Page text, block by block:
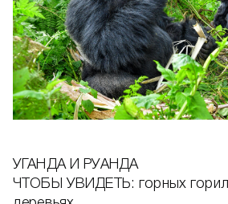
УГАНДА И РУАНДА
ЧТОБЫ УВИДЕТЬ: горных